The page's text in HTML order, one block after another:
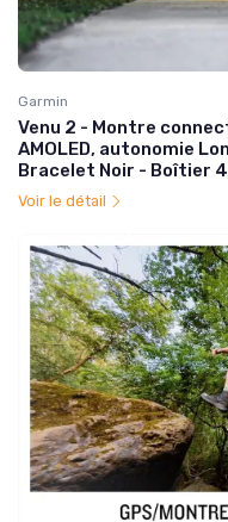
Garmin
Venu 2 - Montre
AMOLED, autonomie
Bracelet Noir - Boîtier
Voir le détail